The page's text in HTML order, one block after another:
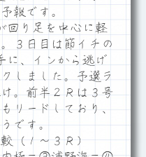
報です。
り足を中心に軽
３日目は節イチの
に、インから逃げ
しました。予選ラ
。前半２Ｒは３号
リードしており、
です。
（１～３Ｒ）